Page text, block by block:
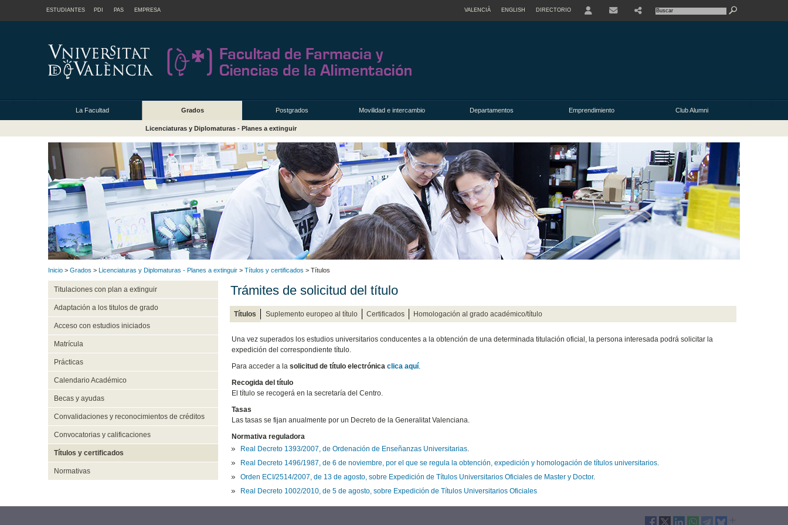
ESTUDIANTES PDI PAS EMPRESA VALENCIÀ ENGLISH DIRECTORIO
La Facultad Grados Postgrados Movilidad e intercambio Departamentos Emprendimiento Club Alumni
Licenciaturas y Diplomaturas - Planes a extinguir
Inicio > Grados > Licenciaturas y Diplomaturas - Planes a extinguir > Títulos y certificados > Títulos
Titulaciones con plan a extinguir
Adaptación a los titulos de grado
Acceso con estudios iniciados
Matrícula
Prácticas
Calendario Académico
Becas y ayudas
Convalidaciones y reconocimientos de créditos
Convocatorias y calificaciones
Títulos y certificados
Normativas
Trámites de solicitud del título
Títulos Suplemento europeo al título Certificados Homologación al grado académico/título
Una vez superados los estudios universitarios conducentes a la obtención de una determinada titulación oficial, la persona interesada podrá solicitar la
expedición del correspondiente título.
Para acceder a la solicitud de título electrónica clica aquí.
Recogida del título
El título se recogerá en la secretaría del Centro.
Tasas
Las tasas se fijan anualmente por un Decreto de la Generalitat Valenciana.
Normativa reguladora
Real Decreto 1393/2007, de Ordenación de Enseñanzas Universitarias.
Real Decreto 1496/1987, de 6 de noviembre, por el que se regula la obtención, expedición y homologación de títulos universitarios.
Orden ECI/2514/2007, de 13 de agosto, sobre Expedición de Títulos Universitarios Oficiales de Master y Doctor.
Real Decreto 1002/2010, de 5 de agosto, sobre Expedición de Títulos Universitarios Oficiales